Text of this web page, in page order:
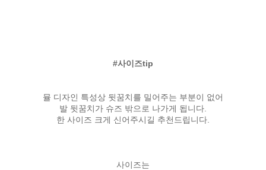
#사이즈tip
뮬 디자인 특성상 뒷꿈치를 밀어주는 부분이 없어
발 뒷꿈치가 슈즈 밖으로 나가게 됩니다.
한 사이즈 크게 신어주시길 추천드립니다.
사이즈는